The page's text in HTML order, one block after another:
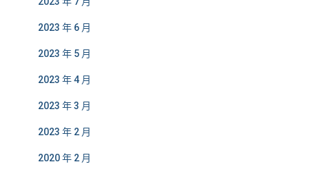
2023 年 6 月
2023 年 5 月
2023 年 4 月
2023 年 3 月
2023 年 2 月
2020 年 2 月